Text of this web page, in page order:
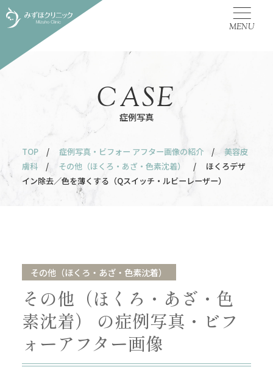
MENU
症例写真
CASE
TOP / 症例写真・ビフォー アフター画像の紹介 /
美容皮
膚科
/ その他（ほくろ・あざ・色素沈着）
/ ほくろデザ
イン除去／色を薄くする（Qスイッチ・ルビーレーザー）
その他（ほくろ・あざ・色素沈着）
その他（ほくろ・あざ・色
素沈着） の症例写真・ビフ
ォーアフター画像